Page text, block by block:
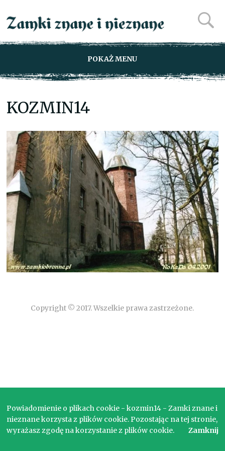
POKAŻ MENU
KOZMIN14
Copyright © 2017. Wszelkie prawa zastrzeżone.
Powiadomienie o plikach cookie - kozmin14 - Zamki znane i
nieznane korzysta z plików cookie. Pozostając na tej stronie,
wyrażasz zgodę na korzystanie z plików cookie.
Zamknij